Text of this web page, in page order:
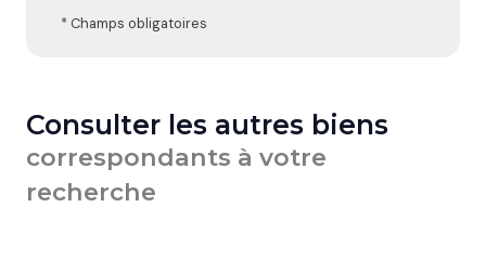
* Champs obligatoires
Consulter les autres biens
correspondants à votre
recherche